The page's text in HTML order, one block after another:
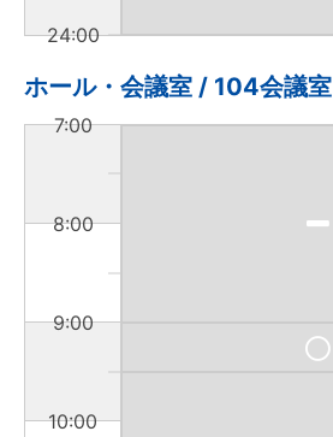
24:00
ホール・会議室 / 104会議室
7:00
8:00
9:00
10:00